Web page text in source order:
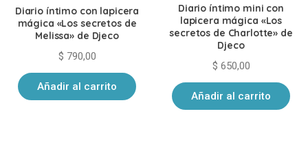
Diario íntimo con lapicera
mágica «Los secretos de
Melissa» de Djeco
$ 790,00
Añadir al carrito
Diario íntimo mini con
lapicera mágica «Los
secretos de Charlotte» de
Djeco
$ 650,00
Añadir al carrito